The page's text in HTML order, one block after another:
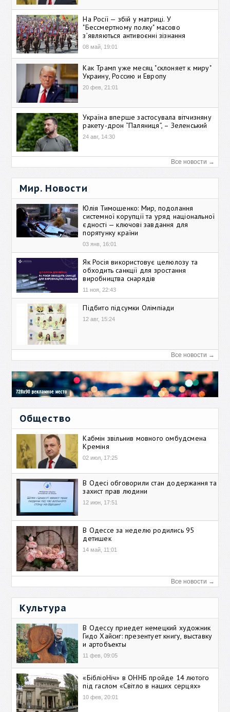
На Росії — збій у матриці. У
"Бессмертному полку" масово
зʼявляються антивоєнні зізнання
08 май, 19:01
Как Трамп уже месяц "склоняет к миру"
Украину, Россию и Европу
20 фев, 21:01
Україна вперше застосувала вітчизняну
ракету-дрон “Паляниця”, – Зеленський
24 авг, 14:30
Все новости →
Мир. Новости
Юлія Тимошенко: Мир, подолання
системної корупції та уряд національної
єдності — ключові завдання для
порятунку країни
03 янв, 16:01
Як Росія використовує целюлозу та
обходить санкції для зростання
виробництва снарядів
11 ноя, 22:43
Підбито підсумки Олімпіади
12 авг, 15:24
Все новости →
Общество
Кабмін звільнив мовного омбудсмена
Креміня
02 июл, 17:25
В Одесі обговорили стан додержання та
захист прав людини
12 июн, 17:51
В Одессе за неделю родились 95
детишек
14 май, 11:01
Все новости →
Культура
В Одессу приедет немецкий художник
Гидо Хайсиг: презентует книгу, выставку
и артобъекты
11 фев, 09:05
«БібліоНіч» в ОННБ пройде 14 лютого
під гаслом «Світло в наших серцях»
10 фев, 20:01